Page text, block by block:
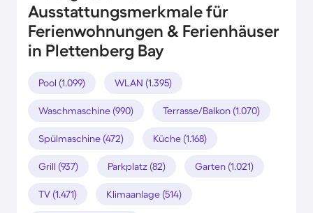
Ausstattungsmerkmale für
Ferienwohnungen & Ferienhäuser
in Plettenberg Bay
Pool (1.099) WLAN (1.395)
Waschmaschine (990) Terrasse/Balkon (1.070)
Spülmaschine (472) Küche (1.168)
Grill (937) Parkplatz (82) Garten (1.021)
TV (1.471) Klimaanlage (514)